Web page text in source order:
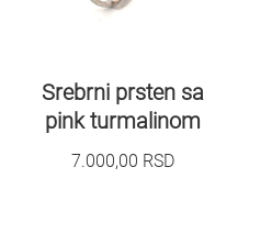
Srebrni prsten sa
pink turmalinom
7.000,00 RSD